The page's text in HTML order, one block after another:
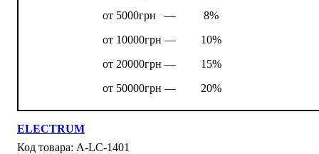
от 5000грн —
8%
от 10000грн —
10%
от 20000грн —
15%
от 50000грн —
20%
ELECTRUM
A-LC-1401